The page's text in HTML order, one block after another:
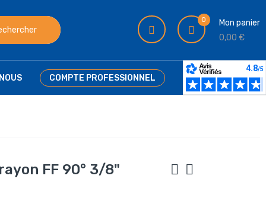
0
Mon panier
0,00 €
COMPTE PROFESSIONNEL
FF 90° 3/8"